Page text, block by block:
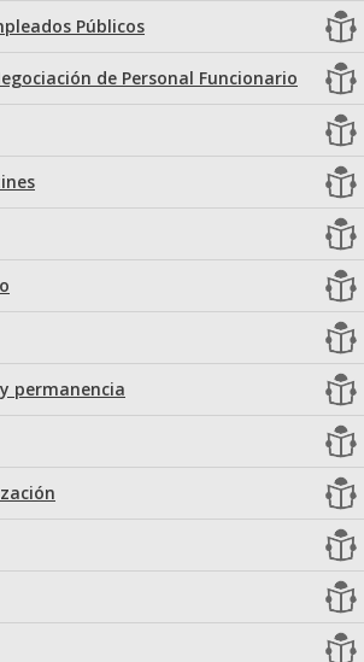
Públicos
de Personal Funcionario
permanencia